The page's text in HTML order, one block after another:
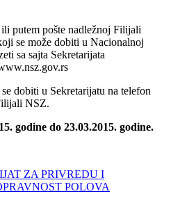
putem pošte nadležnoj Filijali
se može dobiti u Nacionalnoj
sa sajta Sekretarijata
dobiti u Sekretarijatu na telefon
NSZ.
godine do 23.03.2015. godine.
ZA PRIVREDU I
POLOVA